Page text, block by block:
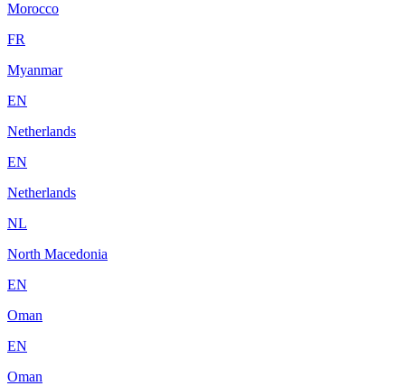
Morocco
FR
Myanmar
EN
Netherlands
EN
Netherlands
NL
North Macedonia
EN
Oman
EN
Oman